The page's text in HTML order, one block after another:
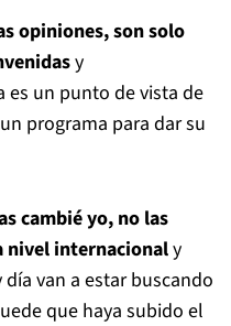
opiniones, son solo
y
es un punto de vista de
programa para dar su
cambié yo, no las
nivel internacionaly
van a estar buscando
que haya subido el